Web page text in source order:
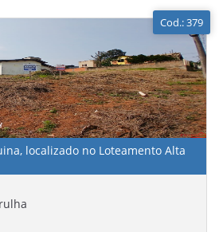
Cod.: 379
localizado no Loteamento Alta